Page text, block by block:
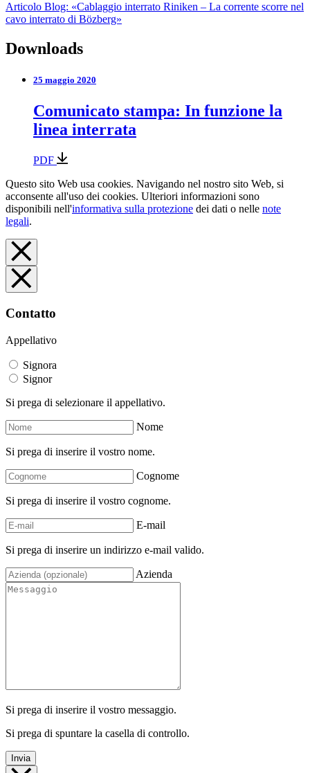
Articolo Blog: «Cablaggio interrato Riniken – La corrente scorre nel
cavo interrato di Bözberg»
Downloads
25 maggio 2020
Comunicato stampa: In funzione la
linea interrata
PDF
Questo sito Web usa cookies. Navigando nel nostro sito Web, si
acconsente all'uso dei cookies. Ulteriori informazioni sono
disponibili nell'informativa sulla protezione dei dati o nelle note
legali.
Contatto
Appellativo
Signora
Signor
Si prega di selezionare il appellativo.
Nome
Si prega di inserire il vostro nome.
Cognome
Si prega di inserire il vostro cognome.
E-mail
Si prega di inserire un indirizzo e-mail valido.
Azienda
Si prega di inserire il vostro messaggio.
Si prega di spuntare la casella di controllo.
Invia